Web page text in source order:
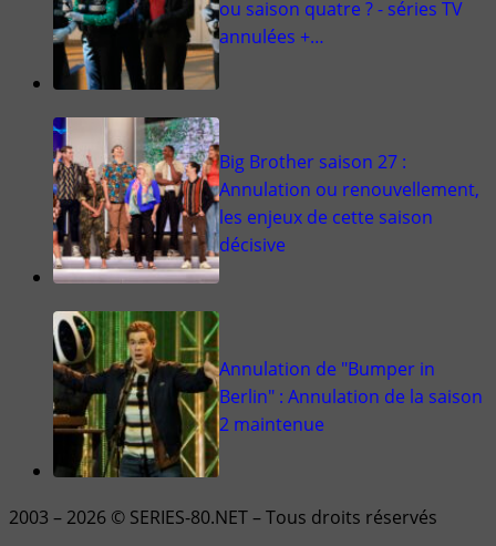
ou saison quatre ? - séries TV
annulées +…
Big Brother saison 27 :
Annulation ou renouvellement,
les enjeux de cette saison
décisive
Annulation de "Bumper in
Berlin" : Annulation de la saison
2 maintenue
2003 – 2026 © SERIES-80.NET – Tous droits réservés